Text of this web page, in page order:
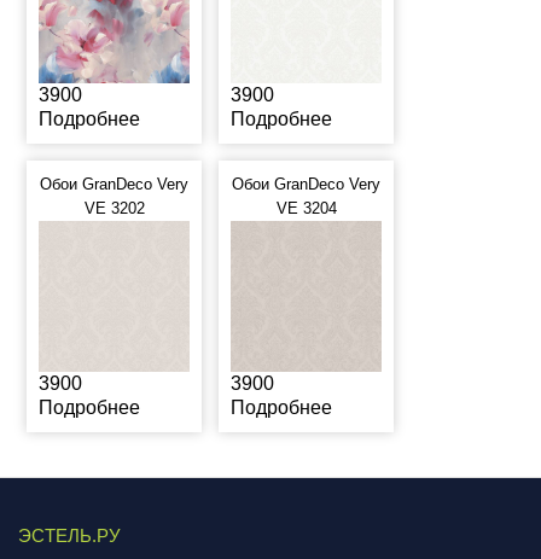
3900
Подробнее
3900
Подробнее
Обои GranDeco Very
VE 3202
3900
Подробнее
Обои GranDeco Very
VE 3204
3900
Подробнее
ЭСТЕЛЬ.РУ